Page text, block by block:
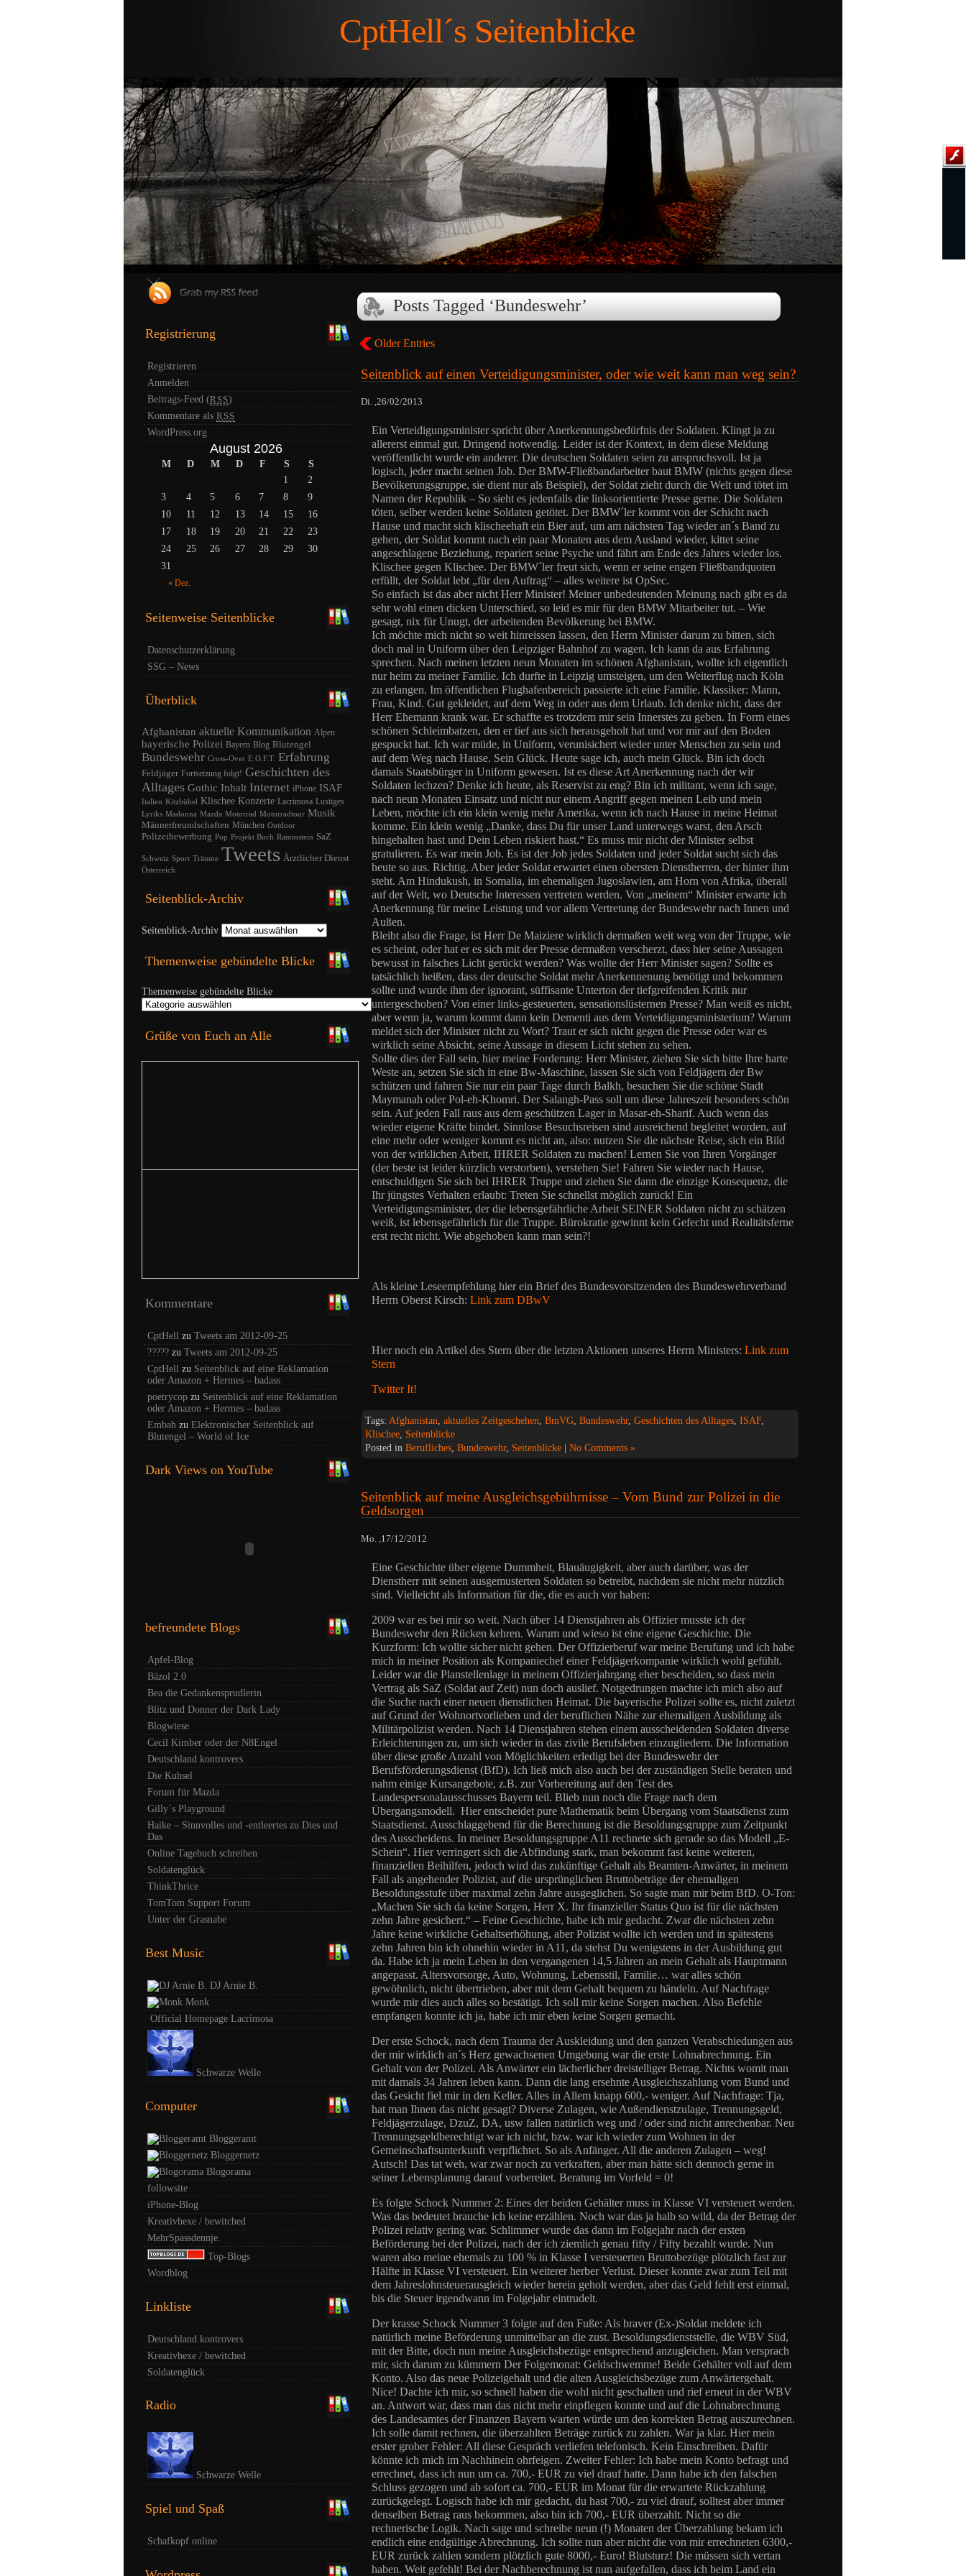
CptHell´s Seitenblicke
Registrierung
Registrieren
Anmelden
Beitrags-Feed (RSS)
Kommentare als RSS
WordPress.org
August 2026
M D M D F S S
« Dez.
1
2
3
4 5 6 7 8
9
10
11 12 13 14 15
16
17
18 19 20 21 22
23
24
25 26 27 28 29
30
31
Seitenweise Seitenblicke
Datenschutzerklärung
SSG – News
Überblick
Afghanistan aktuelle Kommunikation Alpen
bayerische Polizei Bayern Blog Blutengel
Bundeswehr Cross-Over E.O.F.T. Erfahrung
Feldjäger Fortsetzung folgt! Geschichten des
Alltages Gothic Inhalt Internet iPhone ISAF
Italien Kitzbühel Klischee Konzerte Lacrimosa Lustiges
Lyriks Madonna Mazda Motorrad Motorradtour Musik
Männerfreundschaften München Outdoor
Polizeibewerbung Pop Projekt Buch Rammstein SaZ
Schweiz Sport Träume Tweets Ärztlicher Dienst
Österreich
Seitenblick-Archiv
Seitenblick-Archiv
Themenweise gebündelte Blicke
Themenweise gebündelte Blicke
Grüße von Euch an Alle
Kommentare
CptHell zu Tweets am 2012-09-25
????? zu Tweets am 2012-09-25
CptHell zu Seitenblick auf eine Reklamation
oder Amazon + Hermes – badass
poetrycop zu Seitenblick auf eine Reklamation
oder Amazon + Hermes – badass
Embah zu Elektronischer Seitenblick auf
Blutengel – World of Ice
Dark Views on YouTube
befreundete Blogs
Apfel-Blog
Bäzol 2.0
Bea die Gedankensprudlerin
Blitz und Donner der Dark Lady
Blogwiese
Cecil Kimber oder der N8Engel
Deutschland kontrovers
Die Kuhsel
Forum für Mazda
Gilly´s Playground
Haike – Sinnvolles und -entleertes zu Dies und
Das
Online Tagebuch schreiben
Soldatenglück
ThinkThrice
TomTom Support Forum
Unter der Grasnabe
Best Music
DJ Arnie B.
Monk
Official Homepage Lacrimosa
Schwarze Welle
Computer
Bloggeramt
Bloggernetz
Blogorama
followsite
iPhone-Blog
Kreativhexe / bewitched
MehrSpassdennje.
Top-Blogs
Wordblog
Linkliste
Deutschland kontrovers
Kreativhexe / bewitched
Soldatenglück
Radio
Schwarze Welle
Spiel und Spaß
Schafkopf online
Posts Tagged ‘Bundeswehr’
Older Entries
Seitenblick auf einen Verteidigungsminister, oder wie weit kann man weg sein?
Di. ,26/02/2013
Ein Verteidigungsminister spricht über Anerkennungsbedürfnis der Soldaten. Klingt ja zu
allererst einmal gut. Dringend notwendig. Leider ist der Kontext, in dem diese Meldung
veröffentlicht wurde ein anderer. Die deutschen Soldaten seien zu anspruchsvoll. Ist ja
logisch, jeder macht seinen Job. Der BMW-Fließbandarbeiter baut BMW (nichts gegen diese
Bevölkerungsgruppe, sie dient nur als Beispiel), der Soldat zieht durch die Welt und tötet im
Namen der Republik – So sieht es jedenfalls die linksorientierte Presse gerne. Die Soldaten
töten, selber werden keine Soldaten getötet. Der BMW´ler kommt von der Schicht nach
Hause und macht sich klischeehaft ein Bier auf, um am nächsten Tag wieder an´s Band zu
gehen, der Soldat kommt nach ein paar Monaten aus dem Ausland wieder, kittet seine
angeschlagene Beziehung, repariert seine Psyche und fährt am Ende des Jahres wieder los.
Klischee gegen Klischee. Der BMW´ler freut sich, wenn er seine engen Fließbandquoten
erfüllt, der Soldat lebt „für den Auftrag“ – alles weitere ist OpSec.
So einfach ist das aber nicht Herr Minister! Meiner unbedeutenden Meinung nach gibt es da
sehr wohl einen dicken Unterschied, so leid es mir für den BMW Mitarbeiter tut. – Wie
gesagt, nix für Unugt, der arbeitenden Bevölkerung bei BMW.
Ich möchte mich nicht so weit hinreissen lassen, den Herrn Minister darum zu bitten, sich
doch mal in Uniform über den Leipziger Bahnhof zu wagen. Ich kann da aus Erfahrung
sprechen. Nach meinen letzten neun Monaten im schönen Afghanistan, wollte ich eigentlich
nur heim zu meiner Familie. Ich durfte in Leipzig umsteigen, um den Weiterflug nach Köln
zu erlangen. Im öffentlichen Flughafenbereich passierte ich eine Familie. Klassiker: Mann,
Frau, Kind. Gut gekleidet, auf dem Weg in oder aus dem Urlaub. Ich denke nicht, dass der
Herr Ehemann krank war. Er schaffte es trotzdem mir sein Innerstes zu geben. In Form eines
schönen Schleimbatzen, den er tief aus sich herausgeholt hat und vor mir auf den Boden
gespuckt hat. Ich war müde, in Uniform, verunisichert wieder unter Menschen zu sein und
auf dem Weg nach Hause. Sein Glück. Heute sage ich, auch mein Glück. Bin ich doch
damals Staatsbürger in Uniform gewesen. Ist es diese Art Anerkennung nach der wir
Soldaten lechzen? Denke ich heute, als Reservist zu eng? Bin ich militant, wenn ich sage,
nach neun Monaten Einsatz und nicht nur einem Angriff gegen meinen Leib und mein
Leben, möchte ich ein klein wenig mehr Amerika, wenn ich nach Hause in meine Heimat
komme. Ein klein wenig „Danke, dass Du für unser Land unterwegs warst, den Arsch
hingehalten hast und Dein Leben riskiert hast.“ Es muss mir nicht der Minister selbst
gratulieren. Es war mein Job. Es ist der Job jedes Soldaten und jeder Soldat sucht sich das
heute so aus. Richtig. Aber jeder Soldat erwartet einen obersten Dienstherren, der hinter ihm
steht. Am Hindukush, in Somalia, im ehemaligen Jugoslawien, am Horn von Afrika, überall
auf der Welt, wo Deutsche Interessen vertreten werden. Von „meinem“ Minister erwarte ich
Anerkennung für meine Leistung und vor allem Vertretung der Bundeswehr nach Innen und
Außen.
Bleibt also die Frage, ist Herr De Maiziere wirklich dermaßen weit weg von der Truppe, wie
es scheint, oder hat er es sich mit der Presse dermaßen verscherzt, dass hier seine Aussagen
bewusst in falsches Licht gerückt werden? Was wollte der Herr Minister sagen? Sollte es
tatsächlich heißen, dass der deutsche Soldat mehr Anerkennenung benötigt und bekommen
sollte und wurde ihm der ignorant, süffisante Unterton der tiefgreifenden Kritik nur
untergeschoben? Von einer links-gesteuerten, sensationslüsternen Presse? Man weiß es nicht,
aber wenn ja, warum kommt dann kein Dementi aus dem Verteidigungsministerium? Warum
meldet sich der Minister nicht zu Wort? Traut er sich nicht gegen die Presse oder war es
wirklich seine Absicht, seine Aussage in diesem Licht stehen zu sehen.
Sollte dies der Fall sein, hier meine Forderung: Herr Minister, ziehen Sie sich bitte Ihre harte
Weste an, setzen Sie sich in eine Bw-Maschine, lassen Sie sich von Feldjägern der Bw
schützen und fahren Sie nur ein paar Tage durch Balkh, besuchen Sie die schöne Stadt
Maymanah oder Pol-eh-Khomri. Der Salangh-Pass soll um diese Jahreszeit besonders schön
sein. Auf jeden Fall raus aus dem geschützen Lager in Masar-eh-Sharif. Auch wenn das
wieder eigene Kräfte bindet. Sinnlose Besuchsreisen sind ausreichend begleitet worden, auf
eine mehr oder weniger kommt es nicht an, also: nutzen Sie die nächste Reise, sich ein Bild
von der wirklichen Arbeit, IHRER Soldaten zu machen! Lernen Sie von Ihren Vorgänger
(der beste ist leider kürzlich verstorben), verstehen Sie! Fahren Sie wieder nach Hause,
entschuldigen Sie sich bei IHRER Truppe und ziehen Sie dann die einzige Konsequenz, die
Ihr jüngstes Verhalten erlaubt: Treten Sie schnellst möglich zurück! Ein
Verteidigungsminister, der die lebensgefährliche Arbeit SEINER Soldaten nicht zu schätzen
weiß, ist lebensgefährlich für die Truppe. Bürokratie gewinnt kein Gefecht und Realitätsferne
erst recht nicht. Wie abgehoben kann man sein?!
Als kleine Leseempfehlung hier ein Brief des Bundesvorsitzenden des Bundeswehrverband
Herrn Oberst Kirsch: Link zum DBwV
Hier noch ein Artikel des Stern über die letzten Aktionen unseres Herrn Ministers: Link zum
Stern
Twitter It!
Tags: Afghanistan, aktuelles Zeitgeschehen, BmVG, Bundeswehr, Geschichten des Alltages, ISAF,
Klischee, Seitenblicke
Posted in Berufliches, Bundeswehr, Seitenblicke No Comments »
Seitenblick auf meine Ausgleichsgebührnisse – Vom Bund zur Polizei in die
Geldsorgen
Mo. ,17/12/2012
Eine Geschichte über eigene Dummheit, Blauäugigkeit, aber auch darüber, was der
Dienstherr mit seinen ausgemusterten Soldaten so betreibt, nachdem sie nicht mehr nützlich
sind. Vielleicht als Information für die, die es auch vor haben:
2009 war es bei mir so weit. Nach über 14 Dienstjahren als Offizier musste ich der
Bundeswehr den Rücken kehren. Warum und wieso ist eine eigene Geschichte. Die
Kurzform: Ich wollte sicher nicht gehen. Der Offizierberuf war meine Berufung und ich habe
mich in meiner Position als Kompaniechef einer Feldjägerkompanie wirklich wohl gefühlt.
Leider war die Planstellenlage in meinem Offizierjahrgang eher bescheiden, so dass mein
Vertrag als SaZ (Soldat auf Zeit) nun doch auslief. Notgedrungen machte ich mich also auf
die Suche nach einer neuen dienstlichen Heimat. Die bayerische Polizei sollte es, nicht zuletzt
auf Grund der Wohnortvorlieben und der beruflichen Nähe zur ehemaligen Ausbildung als
Militärpolizist werden. Nach 14 Dienstjahren stehen einem ausscheidenden Soldaten diverse
Erleichterungen zu, um sich wieder in das zivile Berufsleben einzugliedern. Die Information
über diese große Anzahl von Möglichkeiten erledigt bei der Bundeswehr der
Berufsförderungsdienst (BfD). Ich ließ mich also auch bei der zuständigen Stelle beraten und
nahm einige Kursangebote, z.B. zur Vorbereitung auf den Test des
Landespersonalausschusses Bayern teil. Blieb nun noch die Frage nach dem
Übergangsmodell. Hier entscheidet pure Mathematik beim Übergang vom Staatsdienst zum
Staatsdienst. Ausschlaggebend für die Berechnung ist die Besoldungsgruppe zum Zeitpunkt
des Ausscheidens. In meiner Besoldungsgruppe A11 rechnete sich gerade so das Modell „E-
Schein“. Hier verringert sich die Abfindung stark, man bekommt fast keine weiteren,
finanziellen Beihilfen, jedoch wird das zukünftige Gehalt als Beamten-Anwärter, in meinem
Fall als angehender Polizist, auf die ursprünglichen Bruttobeträge der ehemaligen
Besoldungsstufe über maximal zehn Jahre ausgeglichen. So sagte man mir beim BfD. O-Ton:
„Machen Sie sich da keine Sorgen, Herr X. Ihr finanzieller Status Quo ist für die nächsten
zehn Jahre gesichert.“ – Feine Geschichte, habe ich mir gedacht. Zwar die nächsten zehn
Jahre keine wirkliche Gehaltserhöhung, aber Polizist wollte ich werden und in spätestens
zehn Jahren bin ich ohnehin wieder in A11, da stehst Du wenigstens in der Ausbildung gut
da. Habe ich ja mein Leben in den vergangenen 14,5 Jahren an mein Gehalt als Hauptmann
angepasst. Altersvorsorge, Auto, Wohnung, Lebensstil, Familie… war alles schön
gewöhnlich, nicht übertrieben, aber mit dem Gehalt bequem zu händeln. Auf Nachfrage
wurde mir dies auch alles so bestätigt. Ich soll mir keine Sorgen machen. Also Befehle
empfangen konnte ich ja, habe ich mir eben keine Sorgen gemacht.
Der erste Schock, nach dem Trauma der Auskleidung und den ganzen Verabschiedungen aus
der mir wirklich an´s Herz gewachsenen Umgebung war die erste Lohnabrechnung. Ein
Gehalt von der Polizei. Als Anwärter ein lächerlicher dreistelliger Betrag. Nichts womit man
mit damals 34 Jahren leben kann. Dann die lang ersehnte Ausgleichszahlung vom Bund und
das Gesicht fiel mir in den Keller. Alles in Allem knapp 600,- weniger. Auf Nachfrage: Tja,
hat man Ihnen das nicht gesagt? Diverse Zulagen, wie Außendienstzulage, Trennungsgeld,
Feldjägerzulage, DzuZ, DA, usw fallen natürlich weg und / oder sind nicht anrechenbar. Neu
Trennungsgeldberechtigt war ich nicht, bzw. war ich wieder zum Wohnen in der
Gemeinschaftsunterkunft verpflichtet. So als Anfänger. All die anderen Zulagen – weg!
Autsch! Das tat weh, war zwar noch zu verkraften, aber man hätte sich dennoch gerne in
seiner Lebensplanung darauf vorbereitet. Beratung im Vorfeld = 0!
Es folgte Schock Nummer 2: Eines der beiden Gehälter muss in Klasse VI versteuert werden.
Was das bedeutet brauche ich keine erzählen. Noch war das ja halb so wild, da der Betrag der
Polizei relativ gering war. Schlimmer wurde das dann im Folgejahr nach der ersten
Beförderung bei der Polizei, nach der ich ziemlich genau fifty / Fifty bezahlt wurde. Nun
waren also meine ehemals zu 100 % in Klasse I versteuerten Bruttobezüge plötzlich fast zur
Hälfte in Klasse VI versteuert. Ein weiterer herber Verlust. Dieser konnte zwar zum Teil mit
dem Jahreslohnsteuerausgleich wieder herein geholt werden, aber das Geld fehlt erst einmal,
bis die Steuer irgendwann im Folgejahr eintrudelt.
Der krasse Schock Nummer 3 folgte auf den Fuße: Als braver (Ex-)Soldat meldete ich
natürlich meine Beförderung unmittelbar an die zust. Besoldungsdienststelle, die WBV Süd,
mit der Bitte, doch nun meine Ausgleichsbezüge entsprechend anzugleichen. Man versprach
mir, sich darum zu kümmern Der Folgemonat: Geldschwemme! Beide Gehälter voll auf dem
Konto. Also das neue Polizeigehalt und die alten Ausgleichsbezüge zum Anwärtergehalt.
Nice! Dachte ich mir, so schnell haben die wohl nicht geschalten und rief erneut in der WBV
an. Antwort war, dass man das nicht mehr einpflegen konnte und auf die Lohnabrechnung
des Landesamtes der Finanzen Bayern warten würde um den korrekten Betrag auszurechnen.
Ich solle damit rechnen, die überzahlten Beträge zurück zu zahlen. War ja klar. Hier mein
erster grober Fehler: All diese Gespräch verliefen telefonisch. Kein Einschreiben. Dafür
könnte ich mich im Nachhinein ohrfeigen. Zweiter Fehler: Ich habe mein Konto befragt und
errechnet, dass ich nun um ca. 700,- EUR zu viel drauf hatte. Dann habe ich den falschen
Schluss gezogen und ab sofort ca. 700,- EUR im Monat für die erwartete Rückzahlung
zurückgelegt. Logisch habe ich mir gedacht, du hast 700,- zu viel drauf, solltest aber immer
denselben Betrag raus bekommen, also bin ich 700,- EUR überzahlt. Nicht so die
rechnerische Logik. Nach sage und schreibe neun (!) Monaten der Überzahlung bekam ich
endlich eine endgültige Abrechnung. Ich sollte nun aber nicht die von mir errechneten 6300,-
EUR zurück zahlen sondern plötzlich gute 8000,- Euro! Blutsturz! Die müssen sich vertan
haben. Weit gefehlt! Bei der Nachberechnung ist nun aufgefallen, dass ich beim Land ein